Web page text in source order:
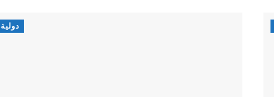
دولية